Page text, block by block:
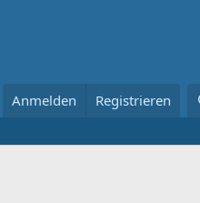
Anmelden Registrieren